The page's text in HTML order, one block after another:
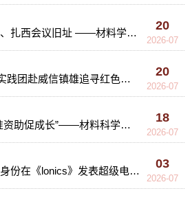
院暑期“三下乡”实践团赴威信镇雄追寻红色足迹（二）
20
2026-07
威信镇雄追寻红色足迹 （一）
20
2026-07
与工程学院开展2026年昭通地区困难学生家访工作
18
2026-07
lonics》发表超级电容器研究成果
03
2026-07